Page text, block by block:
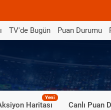
TV'de Bugün Puan Durumu
Haritası
Yeni
Canlı Puan